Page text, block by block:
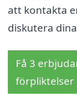
att kontakta
diskutera
Få 3
förpliktelser